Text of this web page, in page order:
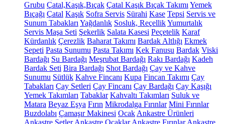
Grubu Çatal,Kaşık,Bıçak Çatal Kaşık Bıçak Takımı Yemek
Bıçağı Çatal Kaşık Sofra Servis Sürahi Kase Tepsi Servis ve
Sunum Tabakları Yağdanlık Sosluk, ReçellikYumurtalık
Servis Maşa Seti Şekerlik Salata Kasesi Peçetelik Karaf
Kürdanlık Çerezlik Baharat Takımı Bardak Altlığı Ekmek
Sepeti Pasta Sunumu Pasta Takımı Kek Fanusu Bardak Viski
Bardağı Su Bardağı Meşrubat Bardağı Rakı Bardağı Kadeh
Bardak Seti Bira Bardağı Shot Bardağı Çay ve Kahve
Sunumu Sütlük Kahve Fincanı Kupa Fincan Takımı Çay
Tabakları Çay Setleri Çay Fincanı Çay Bardağı Çay Kaşığı
Yemek Takımları Tabaklar Kahvaltı Takımları Suluk ve
Matara Beyaz Eşya Fırın Mikrodalga Fırınlar Mini Fırınlar
Buzdolabı Çamaşır Makinesi Ocak Ankastre Ürünleri
Ankastre Setler Ankastre Ocaklar Ankastre Fırınlar Ankastre